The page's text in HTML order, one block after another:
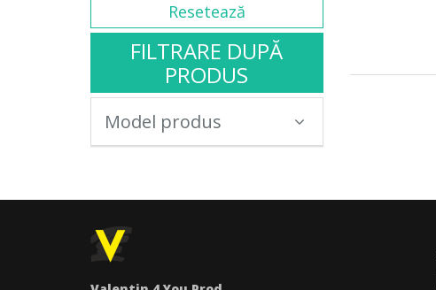
Resetează
FILTRARE DUPĂ
PRODUS
Model produs